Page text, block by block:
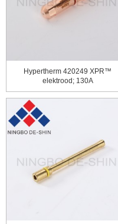
Hypertherm 420249 XPR™
elektrood; 130A